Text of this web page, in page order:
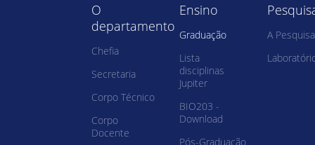
O
departamento
Chefia
Secretaria
Corpo Técnico
Corpo
Docente
Ensino
Graduação
Lista
disciplinas
Jupiter
BIO203 -
Download
Pós-Graduação
A Pesquisa